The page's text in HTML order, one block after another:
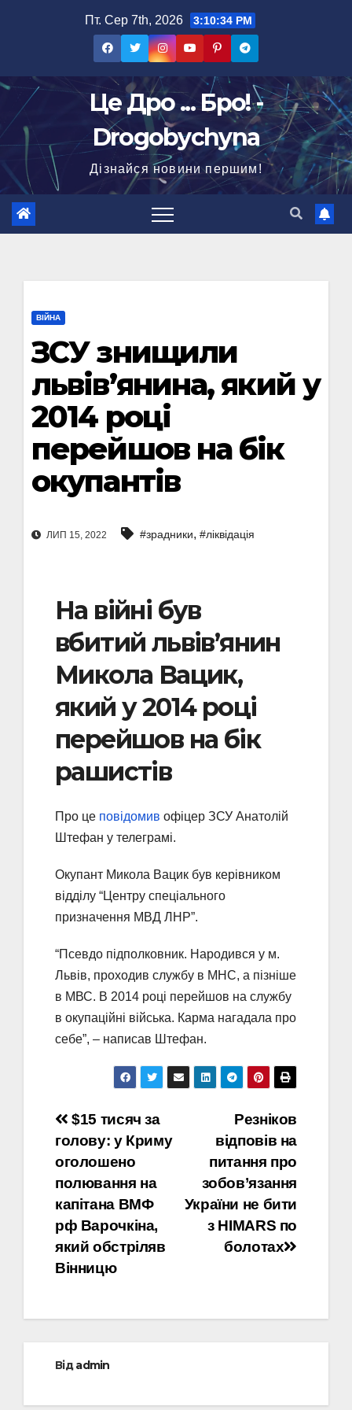
Пт. Сер 7th, 2026 3:10:35 PM
Це Дро ... Бро! -
Drogobychyna
Дізнайся новини першим!
ВІЙНА
ЗСУ знищили
львів’янина, який у
2014 році
перейшов на бік
окупантів
ЛИП 15, 2022 #зрадники, #ліквідація
На війні був
вбитий львів’янин
Микола Вацик,
який у 2014 році
перейшов на бік
рашистів
Про це повідомив офіцер ЗСУ Анатолій
Штефан у телеграмі.
Окупант Микола Вацик був керівником
відділу “Центру спеціального
призначення МВД ЛНР”.
“Псевдо підполковник. Народився у м.
Львів, проходив службу в МНС, а пізніше
в МВС. В 2014 році перейшов на службу
в окупаційні війська. Карма нагадала про
себе”, – написав Штефан.
Навігація
записів
Резніков
відповів на
питання про
зобов’язання
України не бити
з HIMARS по
болотах
$15 тисяч за
голову: у Криму
оголошено
полювання на
капітана ВМФ
рф Варочкіна,
який обстріляв
Вінницю
Відadmin